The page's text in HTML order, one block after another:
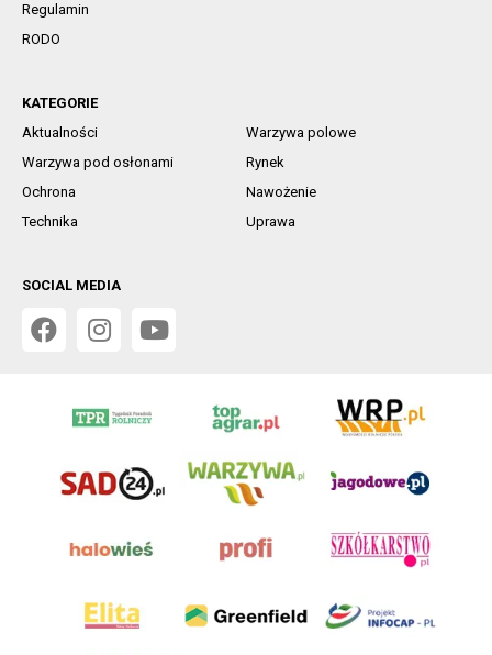
Regulamin
RODO
KATEGORIE
Aktualności
Warzywa polowe
Warzywa pod osłonami
Rynek
Ochrona
Nawożenie
Technika
Uprawa
SOCIAL MEDIA